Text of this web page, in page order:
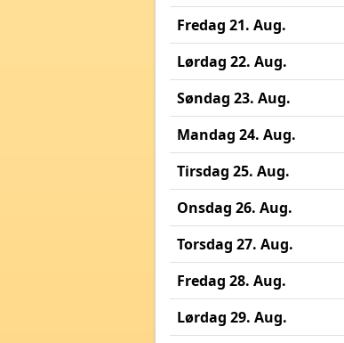
Fredag 21. Aug.
Lørdag 22. Aug.
Søndag 23. Aug.
Mandag 24. Aug.
Tirsdag 25. Aug.
Onsdag 26. Aug.
Torsdag 27. Aug.
Fredag 28. Aug.
Lørdag 29. Aug.